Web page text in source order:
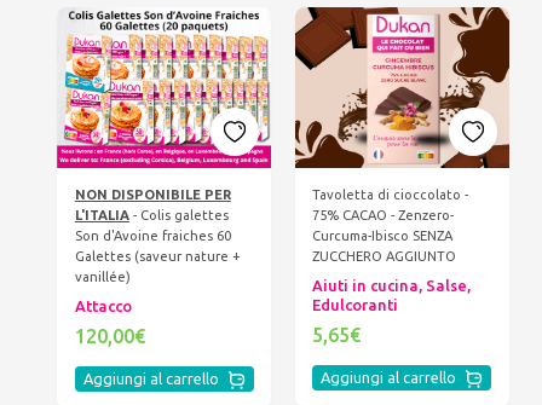
NON DISPONIBILE PER
L'ITALIA- Colis galettes
Son d'Avoine fraiches 60
Galettes (saveur nature +
vanillée)
Attacco
120,00€
Aggiungi al carrello
Tavoletta di cioccolato -
75% CACAO - Zenzero-
Curcuma-Ibisco SENZA
ZUCCHERO AGGIUNTO
Aiuti in cucina, Salse,
Edulcoranti
5,65€
Aggiungi al carrello